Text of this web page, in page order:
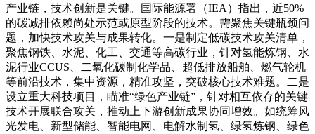
产业链，技术创新是关键。国际能源署（IEA）指出，近50%
的碳减排依赖尚处示范或原型阶段的技术。需聚焦关键瓶颈问
题，加快技术攻关与成果转化。一是制定低碳技术攻关清单，
聚焦钢铁、水泥、化工、交通等高碳行业，针对氢能炼钢、水
泥行业CCUS、二氧化碳制化学品、超低排放船舶、燃气轮机
等前沿技术，集中资源，精准攻坚，突破核心技术难题。二是
设立重大科技项目，瞄准“绿色产业链”，针对相互依存的关键
技术开展联合攻关，推动上下游创新成果协同增效。如统筹风
光发电、新型储能、智能电网、电解水制氢、绿氢炼钢、绿色